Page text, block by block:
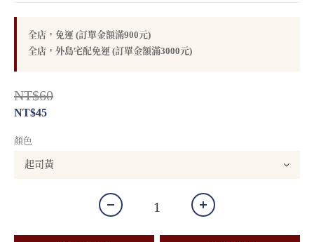
全店，免運 (訂單金額滿900元)
全店，外島宅配免運 (訂單金額滿3000元)
NT$60
NT$45
顏色